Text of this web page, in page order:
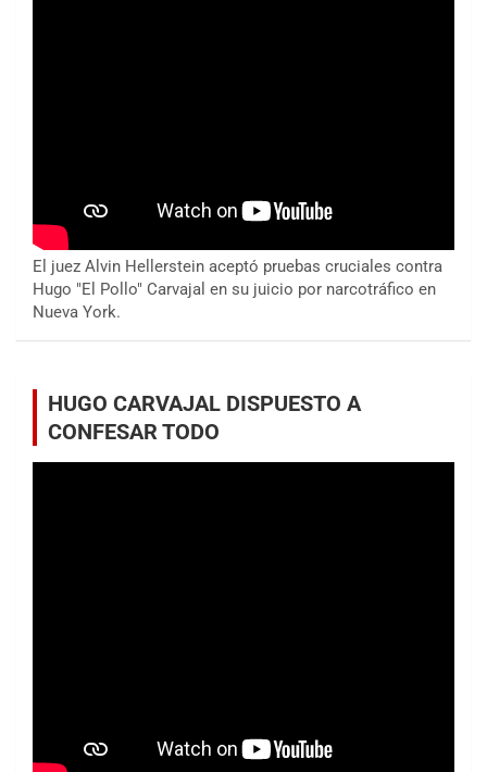
El juez Alvin Hellerstein aceptó pruebas cruciales contra
Hugo "El Pollo" Carvajal en su juicio por narcotráfico en
Nueva York.
HUGO CARVAJAL DISPUESTO A
CONFESAR TODO